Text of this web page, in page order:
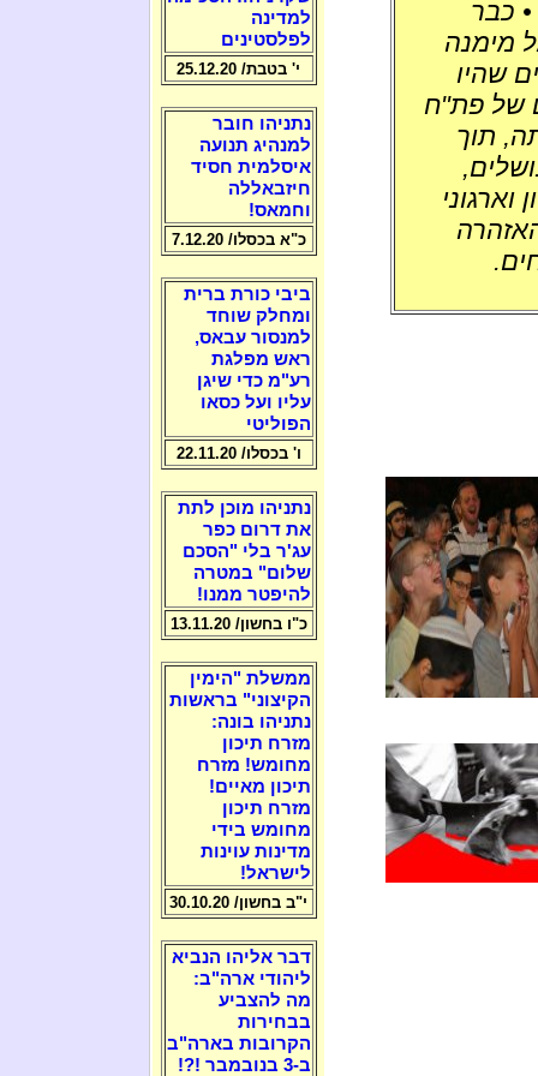
כבר
מימנה
שהיו
של פת"ח
תוך
למדינה
לפלסטינים
י' בטבת/ 25.12.20
נתניהו חובר
למנהיג תנועה
איסלמית חסיד
חיזבאללה
וחמאס!
כ"א בכסלו/ 7.12.20
ביבי כורת ברית
ומחלק שוחד
למנסור עבאס,
ראש מפלגת
רע"מ כדי שיגן
עליו ועל כסאו
הפוליטי
ו' בכסלו/ 22.11.20
נתניהו מוכן לתת
את דרום כפר
עג'ר בלי "הסכם
שלום" במטרה
להיפטר ממנו!
כ"ו בחשון/ 13.11.20
ממשלת "הימין
הקיצוני" בראשות
נתניהו בונה:
מזרח תיכון
מחומש! מזרח
תיכון מאיים!
מזרח תיכון
מחומש בידי
מדינות עוינות
לישראל!
י"ב בחשון/ 30.10.20
דבר אליהו הנביא
ליהודי ארה"ב:
מה להצביע
בבחירות
הקרובות בארה"ב
ב-3 בנובמבר !?!